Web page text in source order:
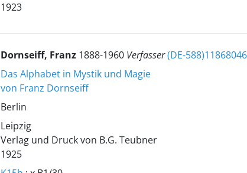
1923
Dornseiff, Franz 1888-1960 Verfasser(DE-
Das Alphabet in Mystik und Magie
von Franz Dornseiff
Berlin
Leipzig
Verlag und Druck von B.G. Teubner
1925